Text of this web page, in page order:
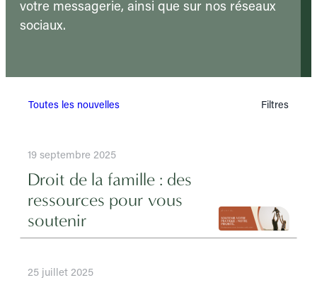
votre messagerie, ainsi que sur nos réseaux
sociaux.
Toutes les nouvelles Filtres
19 septembre 2025
Droit de la famille : des
ressources pour vous
soutenir
25 juillet 2025